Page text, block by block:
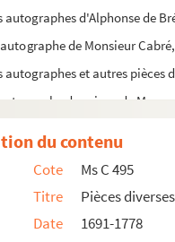
autographes d'Alphonse de
autographe de Monsieur
autographes et autres
du prince de
de Monsieur Roycourt,
du contenu
Cote
Ms C 495
Titre
Pièces
Date
1691-1778